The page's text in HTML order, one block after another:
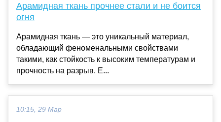
Арамидная ткань прочнее стали и не боится
огня
Арамидная ткань — это уникальный материал,
обладающий феноменальными свойствами
такими, как стойкость к высоким температурам и
прочность на разрыв. Е...
10:15, 29 Мар